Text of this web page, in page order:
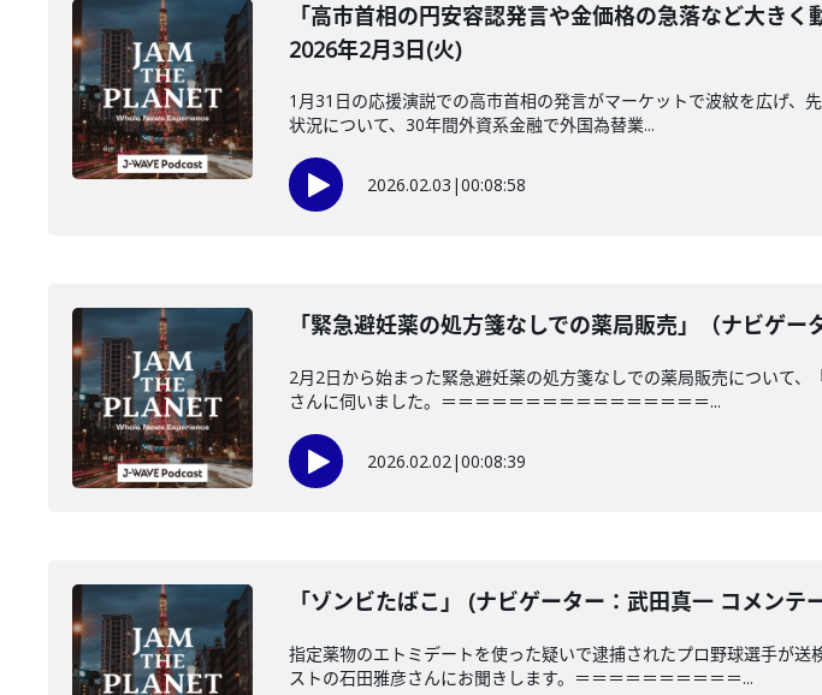
「高市首相の円安容認発言や金価格の急落など大き
2026年2月3日(火)
1月31日の応援演説での高市首相の発言がマーケットで波紋を広げ
状況について、30年間外資系金融で外国為替業...
2026.02.03 |00:08:58
「緊急避妊薬の処方箋なしでの薬局販売」（ナビゲ
2月2日から始まった緊急避妊薬の処方箋なしでの薬局販売について
さんに伺いました。＝＝＝＝＝＝＝＝＝＝＝＝＝＝＝＝...
2026.02.02|00:08:39
「ゾンビたばこ」 (ナビゲーター：武田真一 コメン
指定薬物のエトミデートを使った疑いで逮捕されたプロ野球選手が
ストの石田雅彦さんにお聞きします。＝＝＝＝＝＝＝＝＝＝...